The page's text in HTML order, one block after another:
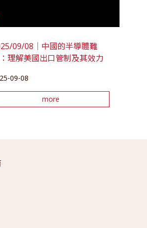
09/08｜中國的半導體難
理解美國出口管制及其效力
09-08
more